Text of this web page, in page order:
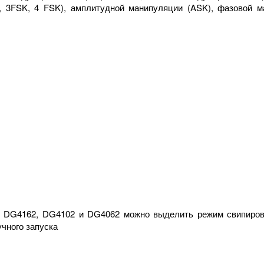
3FSK, 4 FSK), амплитудной манипуляции (ASK),
DG4102 и DG4062 можно выделить режим
запуска